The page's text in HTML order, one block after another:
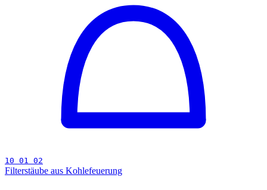
10 01 02
Filterstäube aus Kohlefeuerung